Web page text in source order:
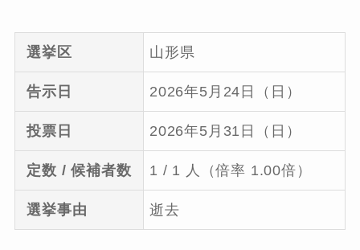
選挙区 山形県
告示日 2026年5月24日（日）
投票日 2026年5月31日（日）
定数 / 候補者数 1 / 1 人（倍率 1.00倍）
選挙事由 逝去